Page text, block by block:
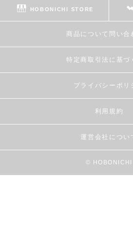
HOBONICHI STORE
商品について問い合
特定商取引法に基づ
プライバシーポリ
利用規約
運営会社につい
© HOBONICHI